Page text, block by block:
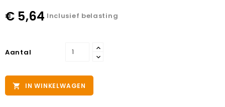
€ 5,64 Inclusief belasting
Aantal
 IN WINKELWAGEN